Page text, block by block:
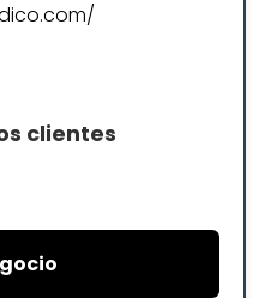
clientes